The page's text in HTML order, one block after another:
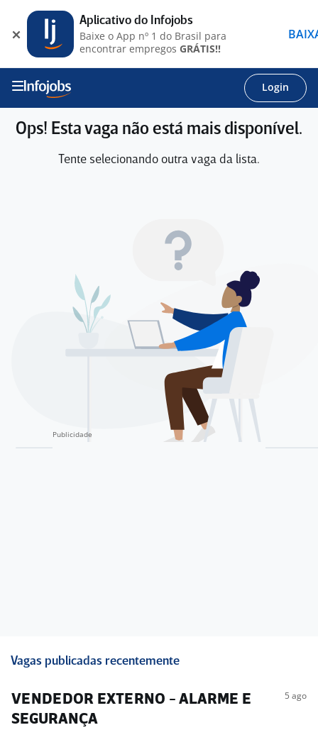
Login
Ops! Esta vaga não está mais disponível.
Tente selecionando outra vaga da lista.
Vagas publicadas recentemente
VENDEDOR EXTERNO - ALARME E
SEGURANÇA
5 ago
Aplicativo do Infojobs
Baixe o App nº 1 do Brasil para
encontrar empregos GRÁTIS!!